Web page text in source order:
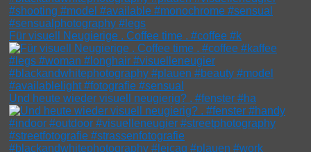
Für visuell Neugierige . Coffee time . #coffee #k
Und heute wieder visuell neugierig? . #fenster #ha